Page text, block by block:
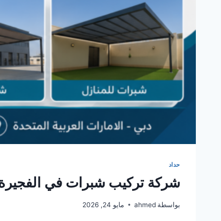
حداد
شركة تركيب شبرات في الفجيرة
بواسطة ahmed مايو 24, 2026